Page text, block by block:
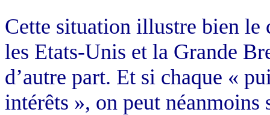
Cette situation illustre bien le
les Etats-Unis et la Grande
d’autre part. Et si chaque «
intérêts », on peut néanmoins